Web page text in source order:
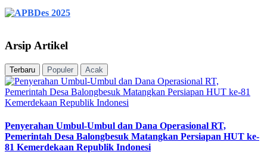
Arsip Artikel
Terbaru Populer Acak
Penyerahan Umbul-Umbul dan Dana Operasional RT,
Pemerintah Desa Balongbesuk Matangkan Persiapan HUT ke-
81 Kemerdekaan Republik Indonesi